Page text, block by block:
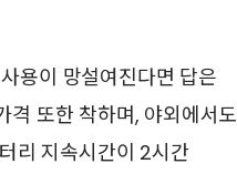
용이 망설여진다면 답은
격 또한 착하며, 야외에서도
리 지속시간이 2시간